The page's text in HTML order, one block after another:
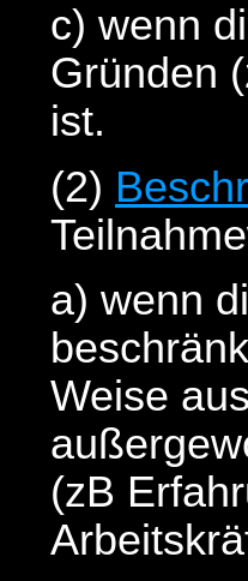
c) wenn
Gründen
ist.
(2)
a) wenn
Weise
(zB